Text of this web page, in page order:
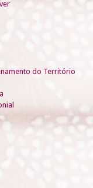
do Território